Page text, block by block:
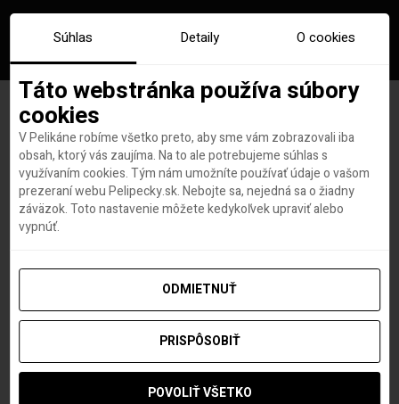
Značka:lacne letenky zahreb
Súhlas Detaily O cookies
Táto webstránka používa súbory
cookies
V Pelikáne robíme všetko preto, aby sme vám zobrazovali iba
obsah, ktorý vás zaujíma. Na to ale potrebujeme súhlas s
využívaním cookies. Tým nám umožníte používať údaje o vašom
prezeraní webu Pelipecky.sk. Nebojte sa, nejedná sa o žiadny
záväzok. Toto nastavenie môžete kedykoľvek upraviť alebo
vypnúť.
ODMIETNUŤ
PRISPÔSOBIŤ
POVOLIŤ VŠETKO